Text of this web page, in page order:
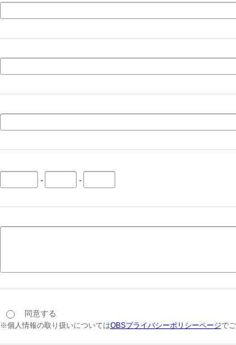
- -
同意する
※個人情報の取り扱いについてはOBSプライバシーポリシーページで